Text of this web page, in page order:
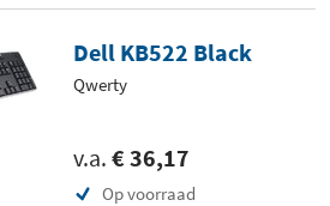
Dell KB522 Black
Qwerty
v.a. € 36,17
Op voorraad